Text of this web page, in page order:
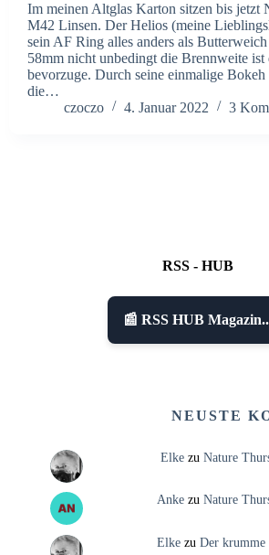
Im meinen Altglas Karton sitzen bis jetzt
M42 Linsen. Der Helios (meine
sein AF Ring alles anders als
58mm nicht unbedingt die Brennweite ist
bevorzuge. Durch seine einmalige Bokeh
die…
czoczo
4. Januar 2022 3
RSS - HUB
📰 RSS HUB
NEUSTE
Elkezu Nature
Ankezu Nature
Elkezu Der krumme